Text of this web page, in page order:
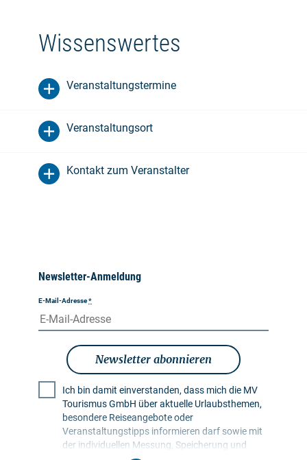
Wissenswertes
Veranstaltungstermine
Veranstaltungsort
Kontakt zum Veranstalter
Newsletter-Anmeldung
E-Mail-Adresse*
Newsletter abonnieren
Ich bin damit einverstanden, dass mich die MV
Tourismus GmbH über aktuelle Urlaubsthemen,
besondere Reiseangebote oder
Veranstaltungstipps informieren darf sowie mit
der individuellen Messung, Speicherung und